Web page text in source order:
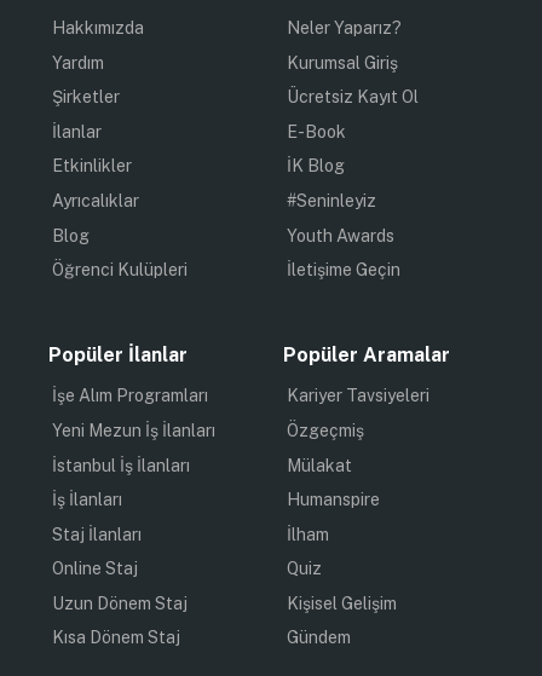
Hakkımızda
Yardım
Şirketler
İlanlar
Etkinlikler
Ayrıcalıklar
Blog
Öğrenci Kulüpleri
Neler Yaparız?
Kurumsal Giriş
Ücretsiz Kayıt Ol
E-Book
İK Blog
#Seninleyiz
Youth Awards
İletişime Geçin
Popüler İlanlar
İşe Alım Programları
Yeni Mezun İş İlanları
İstanbul İş İlanları
İş İlanları
Staj İlanları
Online Staj
Uzun Dönem Staj
Kısa Dönem Staj
Popüler Aramalar
Kariyer Tavsiyeleri
Özgeçmiş
Mülakat
Humanspire
İlham
Quiz
Kişisel Gelişim
Gündem